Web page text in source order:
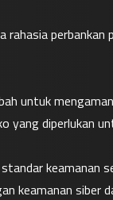
rahasia
untuk
yang diperlukan
keamanan
keamanan siber